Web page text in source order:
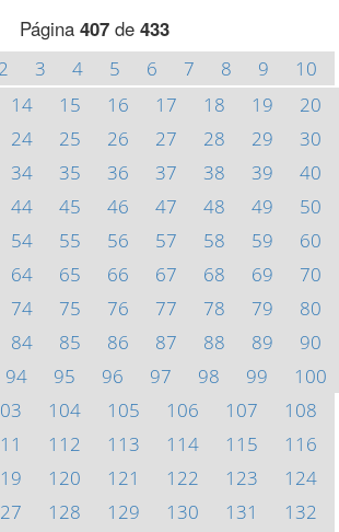
Página 407de 433
2 3 4 5 6 7 8 9
10
14 15 16 17 18 19
20
24 25 26 27 28 29
30
34 35 36 37 38 39
40
44 45 46 47 48 49
50
54 55 56 57 58 59
60
64 65 66 67 68 69
70
74 75 76 77 78 79
80
84 85 86 87 88 89
90
94 95 96 97 98 99
100
104 105 106 107
108
112 113 114 115
116
120 121 122 123
124
128 129 130 131
132